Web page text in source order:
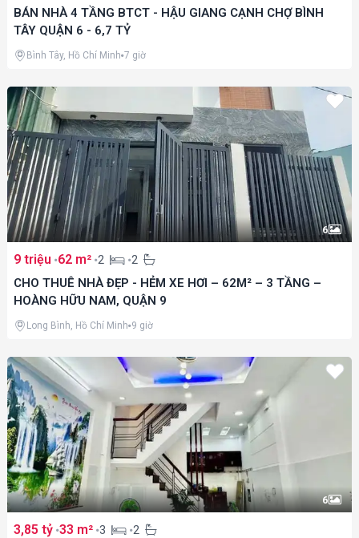
BÁN NHÀ 4 TẦNG BTCT - HẬU GIANG CẠNH CHỢ BÌNH
TÂY QUẬN 6 - 6,7 TỶ
Bình Tây, Hồ Chí Minh 7 giờ
6
9 triệu 62 m² 2
2
CHO THUÊ NHÀ ĐẸP - HẺM XE HƠI – 62M² – 3 TẦNG –
HOÀNG HỮU NAM, QUẬN 9
Long Bình, Hồ Chí Minh 9 giờ
6
3,85 tỷ 33 m² 3
2